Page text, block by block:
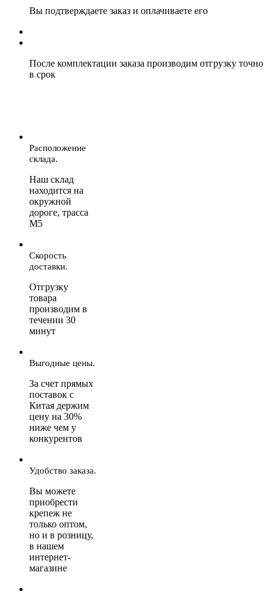
Вы подтверждаете заказ и оплачиваете его
После комплектации заказа производим отгрузку точно
в срок
Расположение
склада.
Наш склад
находится на
окружной
дороге, трасса
М5
Скорость
доставки.
Отгрузку
товара
производим в
течении 30
минут
Выгодные цены.
За счет прямых
поставок с
Китая держим
цену на 30%
ниже чем у
конкурентов
Удобство заказа.
Вы можете
приобрести
крепеж не
только оптом,
но и в розницу,
в нашем
интернет-
магазине